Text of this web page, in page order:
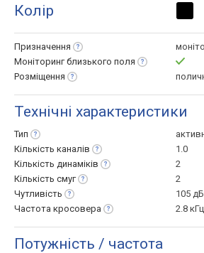
Колір
Призначення
Моніторинг близького поля
Розміщення
Технічні характеристики
Тип
Кількість каналів
1.0
Кількість динаміків
2
Кількість смуг
2
Чутливість
105 дБ
Частота кросовера 2.8 кГц
Потужність / частота